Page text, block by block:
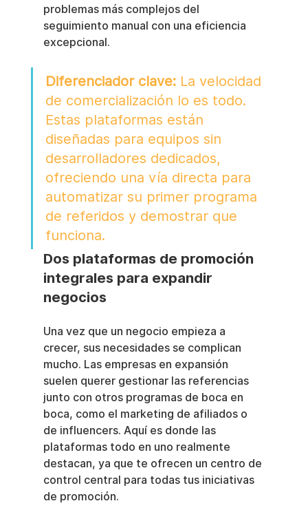
problemas más complejos del
seguimiento manual con una eficiencia
excepcional.
Diferenciador clave: La velocidad
de comercialización lo es todo.
Estas plataformas están
diseñadas para equipos sin
desarrolladores dedicados,
ofreciendo una vía directa para
automatizar su primer programa
de referidos y demostrar que
funciona.
Dos plataformas de promoción
integrales para expandir
negocios
Una vez que un negocio empieza a
crecer, sus necesidades se complican
mucho. Las empresas en expansión
suelen querer gestionar las referencias
junto con otros programas de boca en
boca, como el marketing de afiliados o
de influencers. Aquí es donde las
plataformas todo en uno realmente
destacan, ya que te ofrecen un centro de
control central para todas tus iniciativas
de promoción.